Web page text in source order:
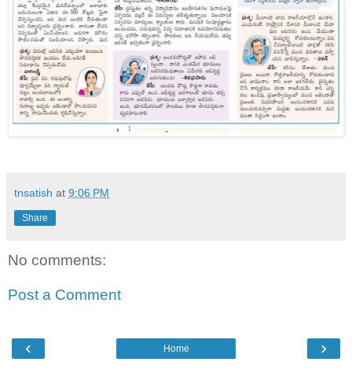
tnsatish at 9:06 PM
Share
No comments:
Post a Comment
‹ ›
Home